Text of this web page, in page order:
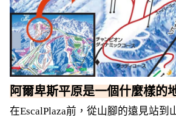
阿爾卑斯平原是一個什麼樣的
在EscalPlaza前，從山腳的遠見站到